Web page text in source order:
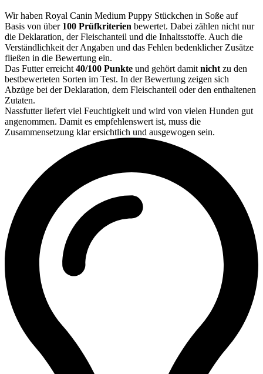
Wir haben Royal Canin Medium Puppy Stückchen in Soße auf
Basis von über 100 Prüfkriterien bewertet. Dabei zählen nicht nur
die Deklaration, der Fleischanteil und die Inhaltsstoffe. Auch die
Verständlichkeit der Angaben und das Fehlen bedenklicher Zusätze
fließen in die Bewertung ein.
Das Futter erreicht 40/100 Punkte und gehört damit nicht zu den
bestbewerteten Sorten im Test. In der Bewertung zeigen sich
Abzüge bei der Deklaration, dem Fleischanteil oder den enthaltenen
Zutaten.
Nassfutter liefert viel Feuchtigkeit und wird von vielen Hunden gut
angenommen. Damit es empfehlenswert ist, muss die
Zusammensetzung klar ersichtlich und ausgewogen sein.